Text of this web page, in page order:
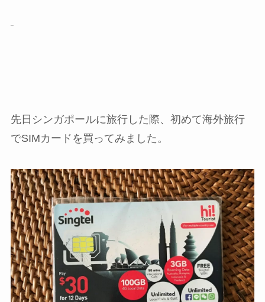
先日シンガポールに旅行した際、初めて海外旅行
でSIMカードを買ってみました。